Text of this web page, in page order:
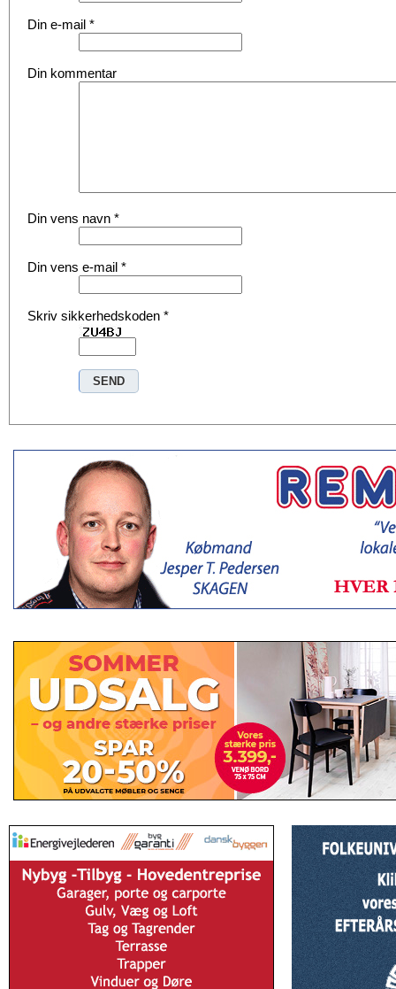
Din e-mail *
Din kommentar
Din vens navn *
Din vens e-mail *
Skriv sikkerhedskoden *